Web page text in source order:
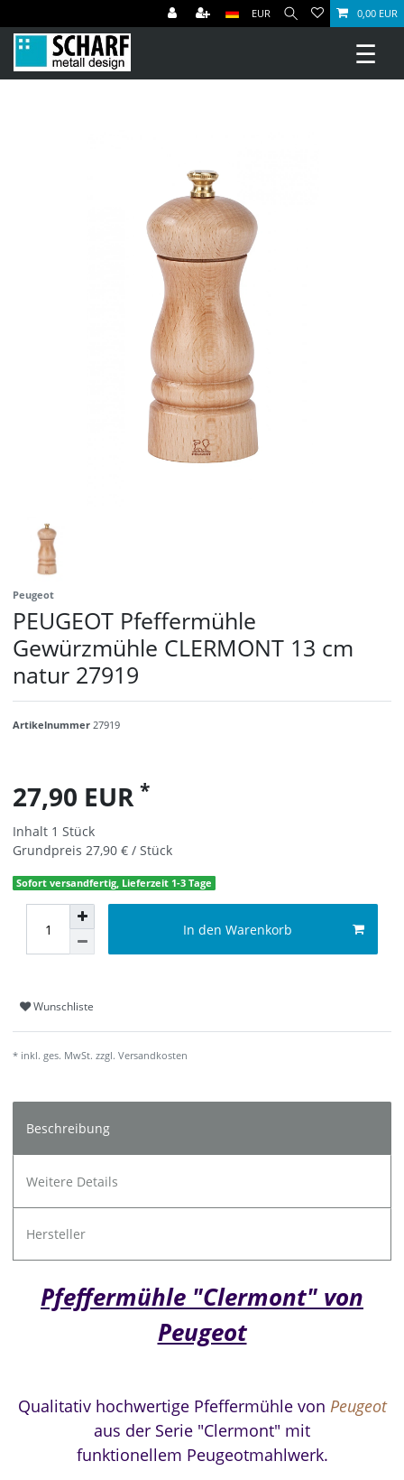
EUR 0,00 EUR
☰
Peugeot
PEUGEOT Pfeffermühle
Gewürzmühle CLERMONT 13 cm
natur 27919
Artikelnummer 27919
27,90 EUR *
Inhalt 1 Stück
Grundpreis 27,90 € / Stück
Sofort versandfertig, Lieferzeit 1-3 Tage
In den Warenkorb
Wunschliste
* inkl. ges. MwSt. zzgl. Versandkosten
Beschreibung
Weitere Details
Hersteller
Pfeffermühle "Clermont" von
Peugeot
Qualitativ hochwertige Pfeffermühle von Peugeot
aus der Serie "Clermont" mit
funktionellem Peugeotmahlwerk.